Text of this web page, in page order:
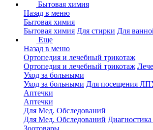
Бытовая химия
Назад в меню
Бытовая химия
Бытовая химия Для стирки Для
Еще
Назад в меню
Ортопедия и лечебный трикотаж
Ортопедия и лечебный трикотаж
Уход за больными
Уход за больными Для посещения
Аптечки
Аптечки
Для Мед. Обследований
Для Мед. Обследований
Зоотовары